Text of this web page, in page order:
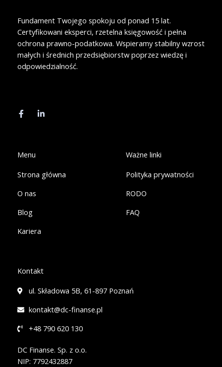
Fundament Twojego spokoju od ponad 15 lat.
Certyfikowani eksperci, rzetelna księgowość i pełna
ochrona prawno-podatkowa. Wspieramy stabilny wzrost
małych i średnich przedsiębiorstw poprzez wiedzę i
odpowiedzialność.
c
e
k
n
n
Menu
Strona główna
O nas
Blog
Kariera
Ważne linki
Polityka prywatności
RODO
FAQ
Kontakt
ul. Składowa 5B, 61-897 Poznań
kontakt@dc-finanse.pl
+48 790 620 130
DC Finanse. Sp. z o.o.
NIP: 7792432887